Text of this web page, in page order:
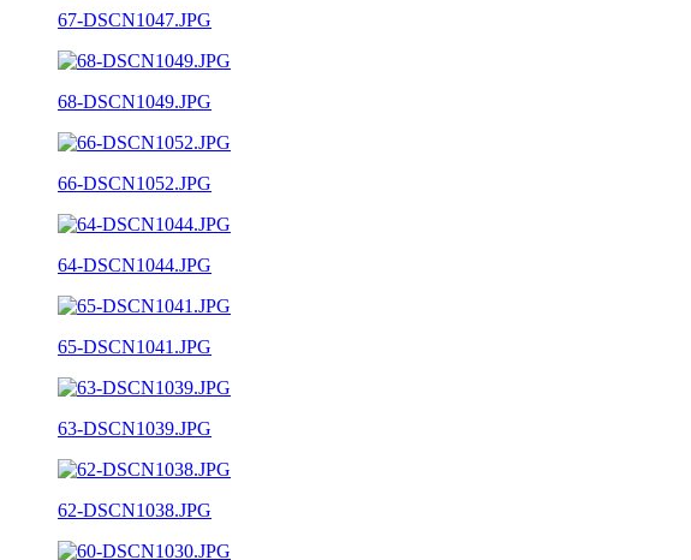
67-DSCN1047.JPG
68-DSCN1049.JPG
66-DSCN1052.JPG
64-DSCN1044.JPG
65-DSCN1041.JPG
63-DSCN1039.JPG
62-DSCN1038.JPG